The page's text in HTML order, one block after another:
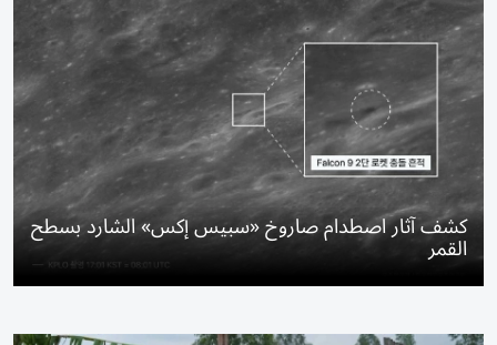
كشف آثار اصطدام صاروخ «سبيس إكس» الشارد بسطح
القمر